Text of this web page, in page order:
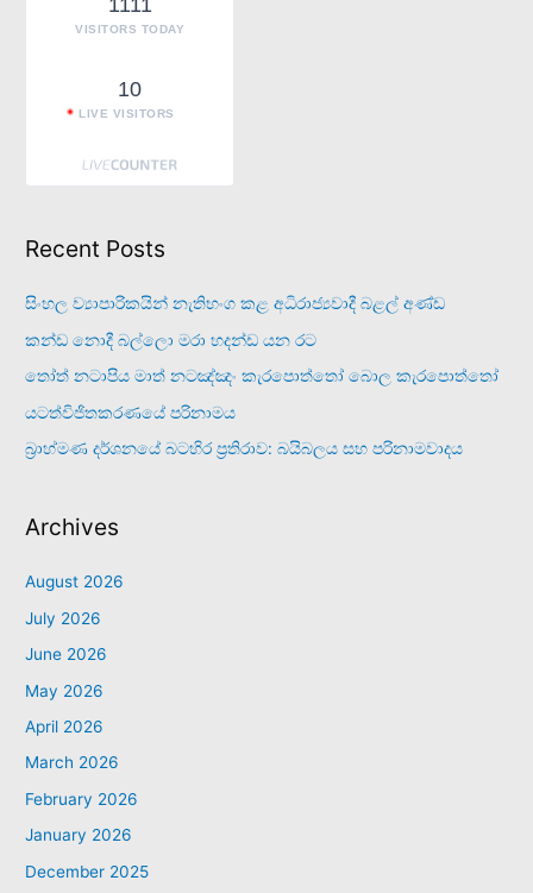
VISITORS TODAY
10
LIVE VISITORS
Recent Posts
සිංහල ව්‍යාපාරිකයින් නැතිභංග කළ අධිරාජ්‍යවාදී බළල් අණ්ඩ
කන්ඩ නොදී බල්ලො මරා හදන්ඩ යන රට
තෝත් නටාපිය මාත් නටඤ්ඤං කැරපොත්තෝ බොල කැරපොත්තෝ
යටත්විජිතකරණයේ පරිනාමය
බ්‍රාහ්මණ දර්ශනයේ බටහිර ප්‍රතිරාව: බයිබලය සහ පරිනාමවාදය
Archives
August 2026
July 2026
June 2026
May 2026
April 2026
March 2026
February 2026
January 2026
December 2025